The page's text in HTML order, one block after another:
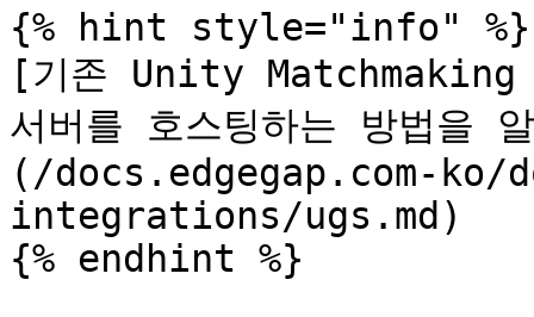
{% hint style="info" %}
[기존 Unity Matchmaking
서버를 호스팅하는 방법을
(/docs.edgegap.com-
integrations/ugs.md)